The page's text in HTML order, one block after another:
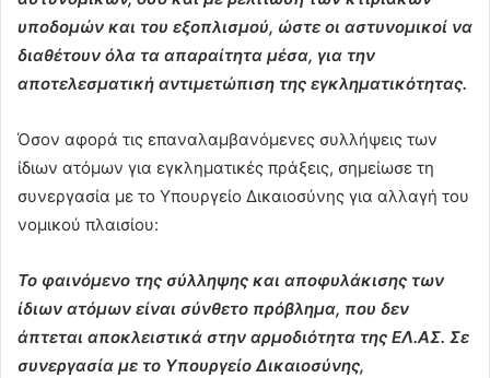
υποδομών και του εξοπλισμού, ώστε οι αστυνομικοί να
διαθέτουν όλα τα απαραίτητα μέσα, για την
αποτελεσματική αντιμετώπιση της εγκληματικότητας.
Όσον αφορά τις επαναλαμβανόμενες συλλήψεις των
ίδιων ατόμων για εγκληματικές πράξεις, σημείωσε τη
συνεργασία με το Υπουργείο Δικαιοσύνης για αλλαγή του
νομικού πλαισίου:
Το φαινόμενο της σύλληψης και αποφυλάκισης των
ίδιων ατόμων είναι σύνθετο πρόβλημα, που δεν
άπτεται αποκλειστικά στην αρμοδιότητα της ΕΛ.ΑΣ. Σε
συνεργασία με το Υπουργείο Δικαιοσύνης,